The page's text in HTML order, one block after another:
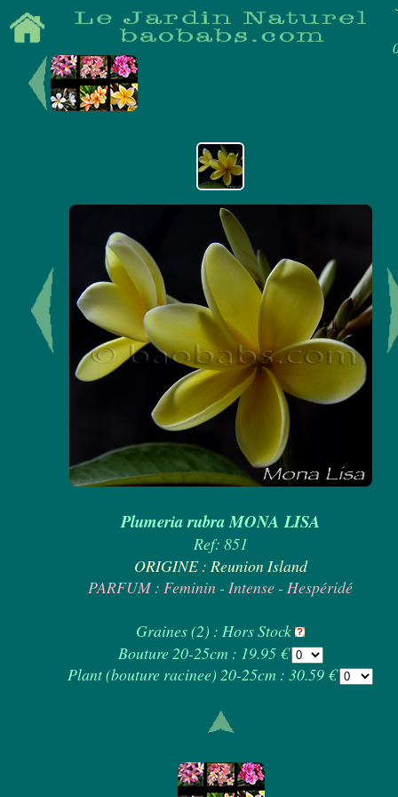
Plumeria rubra MONA LISA
Ref: 851
ORIGINE : Reunion Island
PARFUM : Feminin - Intense - Hespéridé
Graines (2) : Hors Stock
Bouture 20-25cm : 19.95 €
Plant (bouture racinee) 20-25cm : 30.59 €